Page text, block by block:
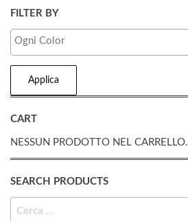
FILTER BY
Applica
CART
NESSUN PRODOTTO NEL CARRELLO.
SEARCH PRODUCTS